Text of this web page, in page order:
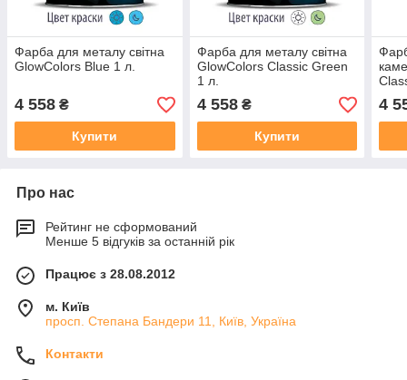
Фарба для металу світна
GlowColors Blue 1 л.
4 558 ₴
Купити
Фарба для металу світна
GlowColors Classic Green
1 л.
4 558₴
Купити
4
Про нас
Рейтинг не сформований
Менше 5 відгуків за останній рік
Працює з 28.08.2012
м. Київ
просп. Степана Бандери 11, Київ, Україна
Контакти